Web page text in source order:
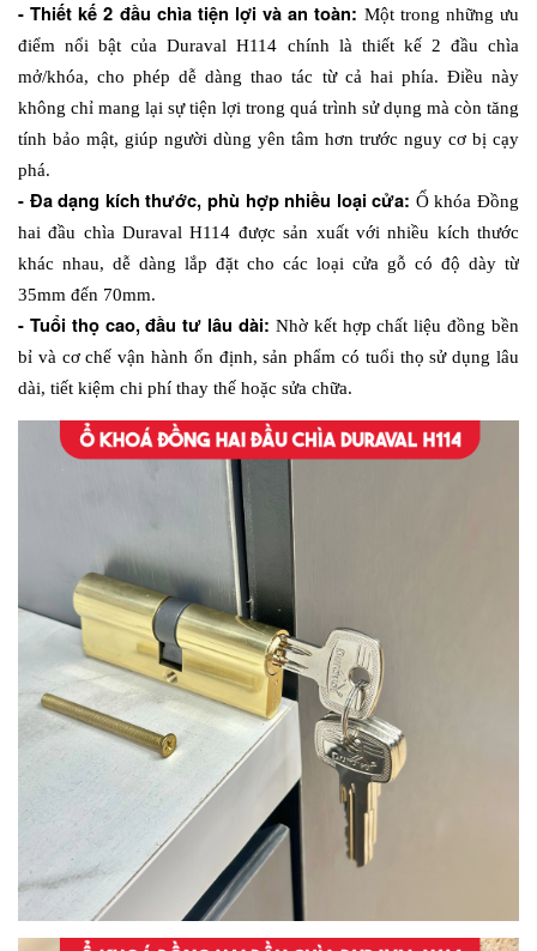
- Thiết kế 2 đầu chìa tiện lợi và an toàn: Một trong những ưu
điểm nổi bật của Duraval H114 chính là thiết kế 2 đầu chìa
mở/khóa, cho phép dễ dàng thao tác từ cả hai phía. Điều này
không chỉ mang lại sự tiện lợi trong quá trình sử dụng mà còn tăng
tính bảo mật, giúp người dùng yên tâm hơn trước nguy cơ bị cạy
phá.
- Đa dạng kích thước, phù hợp nhiều loại cửa: Ổ khóa Đồng
hai đầu chìa Duraval H114 được sản xuất với nhiều kích thước
khác nhau, dễ dàng lắp đặt cho các loại cửa gỗ có độ dày từ
35mm đến 70mm.
- Tuổi thọ cao, đầu tư lâu dài: Nhờ kết hợp chất liệu đồng bền
bỉ và cơ chế vận hành ổn định, sản phẩm có tuổi thọ sử dụng lâu
dài, tiết kiệm chi phí thay thế hoặc sửa chữa.